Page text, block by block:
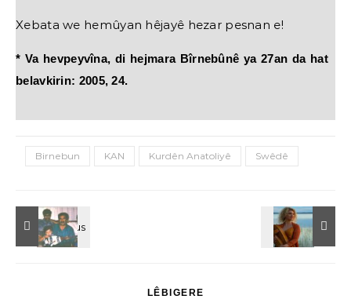
Xebata we hemûyan hêjayê hezar pesnan e!
* Va hevpeyvîna, di hejmara Bîrnebûnê ya 27an da hat
belavkirin: 2005, 24.
Birnebun KAN Kurdên Anatoliyê Swêdê
LÊBIGERE